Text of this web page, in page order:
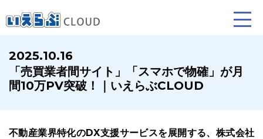
賃貸仲介 売買仲介 賃貸管理
2025.10.16
「売買業者間サイト」「スマホで物確」が月
間10万PV突破！｜いえらぶCLOUD
不動産業界特化のDX支援サービスを展開する、株式会社